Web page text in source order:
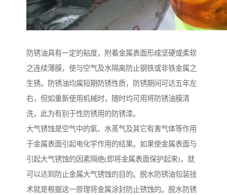
防锈油具有一定的粘度，附着金属表面形成坚硬或柔软
之连续薄膜，使与空气及水隔离防止钢铁或非铁金属之
生锈。防锈油均属短期防锈性质，防锈期间可达五年左
右，但如重新使用机械时，随时均可用将防锈油膜清
洗，此为有别于性防锈用的防锈漆。
大气锈蚀是空气中的氧、水蒸气及其它有害气体等作用
于金属表面引起电化学作用的结果。如果使金属表面与
引起大气锈蚀的因素隔绝(即将金属表面保护起来)，就
可以达到防止金属大气锈蚀的目的。脱水防锈油包装技
术就是根据这一原理将金属涂封防止锈蚀的。脱水防锈